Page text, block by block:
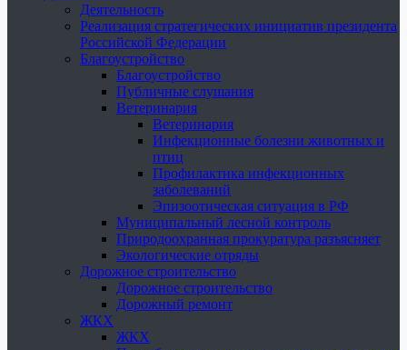
Деятельность
Реализация стратегических инициатив президента
Российской Федерации
Благоустройство
Благоустройство
Публичные слушания
Ветеринария
Ветеринария
Инфекционные болезни животных и
птиц
Профилактика инфекционных
заболеваний
Эпизоотическая ситуация в РФ
Муниципальный лесной контроль
Природоохранная прокуратура разъясняет
Экологические отряды
Дорожное строительство
Дорожное строительство
Дорожный ремонт
ЖКХ
ЖКХ